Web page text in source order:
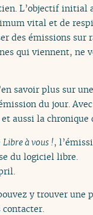
L’objectif
vital et de
des émissions
qui viennent, ne
savoir plus sur
du jour.
aussi la
Libre à vous !,
du logiciel libre.
y trouver une